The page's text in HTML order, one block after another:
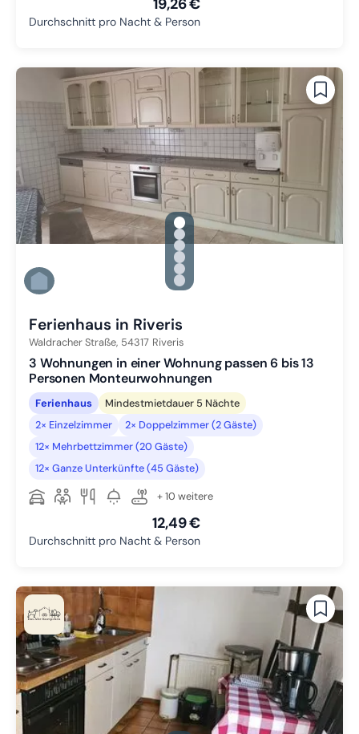
19,26 €
Durchschnitt pro Nacht & Person
gallery.slide_selector
Zu Slide 1 wechseln
Zu Slide 2 wechseln
Zu Slide 3 wechseln
Zu Slide 4 wechseln
Zu Slide 5 wechseln
Zu Slide 6 wechseln
Ferienhaus in Riveris
Waldracher Straße, 54317 Riveris
3 Wohnungen in einer Wohnung passen 6 bis 13
Personen Monteurwohnungen
Ferienhaus
Mindestmietdauer 5 Nächte
2× Einzelzimmer
2× Doppelzimmer (2 Gäste)
12× Mehrbettzimmer (20 Gäste)
12× Ganze Unterkünfte (45 Gäste)
+ 10 weitere
12,49 €
Durchschnitt pro Nacht & Person